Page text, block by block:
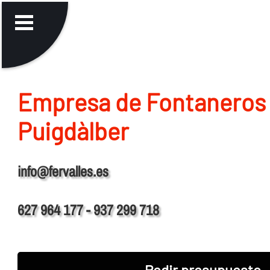
Empresa de
Puigdàlber
info@fervalles.es
627 964 177 - 937 299 718